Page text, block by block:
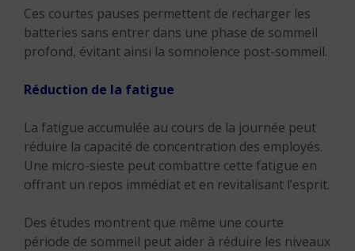
Ces courtes pauses permettent de recharger les
batteries sans entrer dans une phase de sommeil
profond, évitant ainsi la somnolence post-sommeil.
Réduction de la fatigue
La fatigue accumulée au cours de la journée peut
réduire la capacité de concentration des employés.
Une micro-sieste peut combattre cette fatigue en
offrant un repos immédiat et en revitalisant l’esprit.
Des études montrent que même une courte
période de sommeil peut aider à réduire les niveaux